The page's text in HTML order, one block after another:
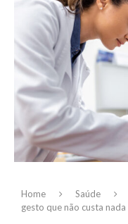
Home Saúde
gesto que não custa nada